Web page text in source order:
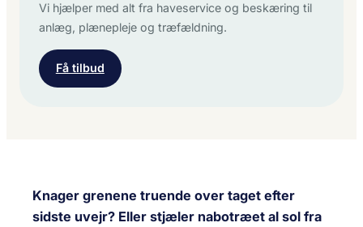
Vi hjælper med alt fra haveservice og beskæring til
anlæg, plænepleje og træfældning.
Få tilbud
Knager grenene truende over taget efter
sidste uvejr? Eller stjæler nabotræet al sol fra